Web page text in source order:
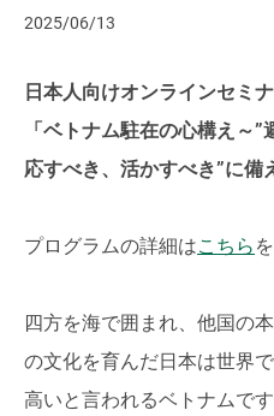
2025/06/13
日本人向けオンラインセミ
「ベトナム駐在の心構え～
応すべき、活かすべき”に備
プログラムの詳細はこちら
四方を海で囲まれ、他国の
の文化を育んだ日本は世界
高いと言われるベトナムで